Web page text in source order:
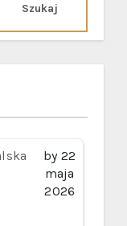
Szukaj
by 22
maja
2026